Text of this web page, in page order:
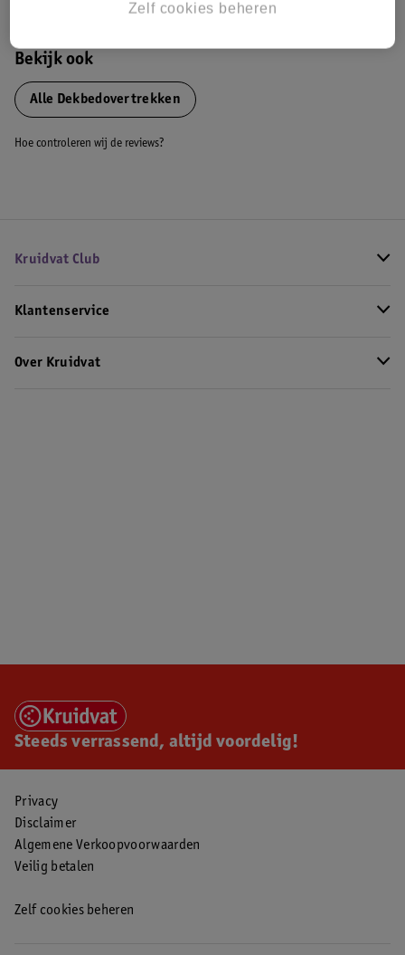
Bekijk ook
Alle Dekbedovertrekken
Hoe controleren wij de reviews?
Kruidvat Club
Klantenservice
Over Kruidvat
Steeds verrassend, altijd voordelig!
Privacy
Disclaimer
Algemene Verkoopvoorwaarden
Veilig betalen
Zelf cookies beheren
Zelf cookies beheren